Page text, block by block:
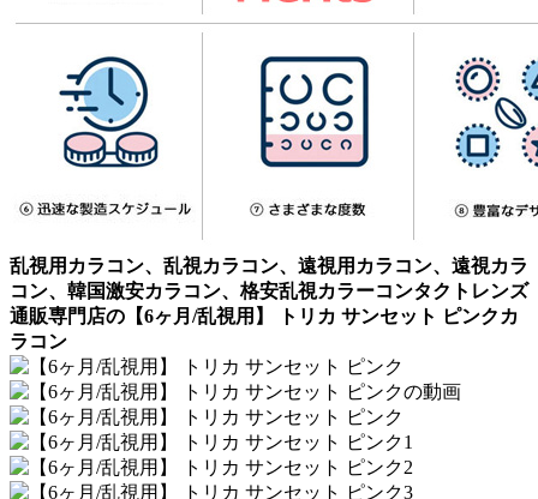
乱視用カラコン、乱視カラコン、遠視用カラコン、遠視カラ
コン、韓国激安カラコン、格安乱視カラーコンタクトレンズ
通販専門店の【6ヶ月/乱視用】 トリカ サンセット ピンクカ
ラコン